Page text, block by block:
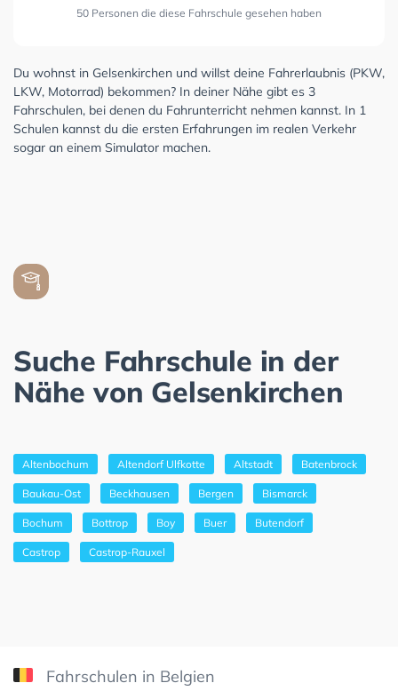
50 Personen die diese Fahrschule gesehen haben
Du wohnst in Gelsenkirchen und willst deine Fahrerlaubnis (PKW,
LKW, Motorrad) bekommen? In deiner Nähe gibt es 3
Fahrschulen, bei denen du Fahrunterricht nehmen kannst. In 1
Schulen kannst du die ersten Erfahrungen im realen Verkehr
sogar an einem Simulator machen.
Suche Fahrschule in der
Nähe von Gelsenkirchen
Altenbochum Altendorf Ulfkotte Altstadt Batenbrock
Baukau-Ost Beckhausen Bergen Bismarck
Bochum Bottrop Boy Buer Butendorf
Castrop Castrop-Rauxel
Fahrschulen in Belgien